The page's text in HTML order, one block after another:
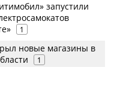
запустили
1
новые магазины в
1